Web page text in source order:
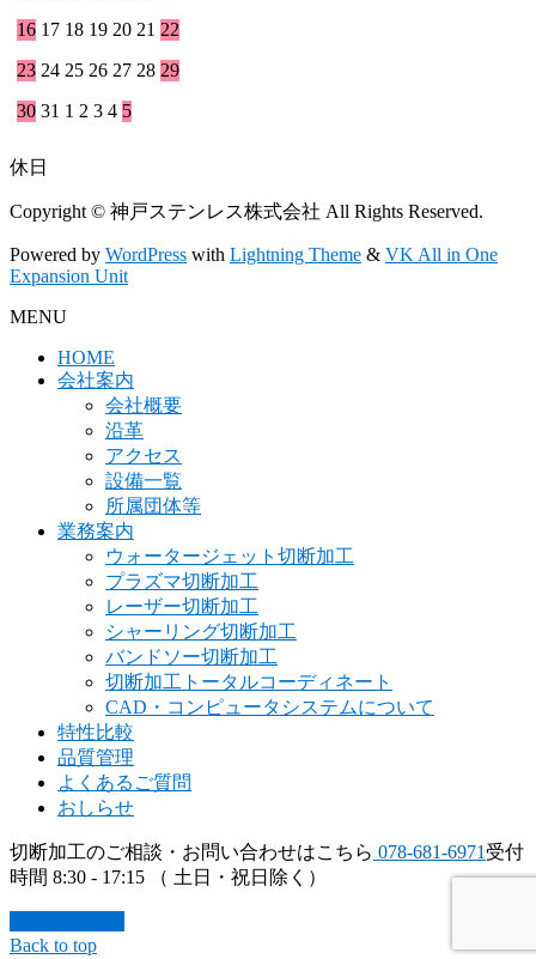
16 17 18 19 20 21 22
23 24 25 26 27 28 29
30 31 1 2 3 4 5
休日
Copyright © 神戸ステンレス株式会社 All Rights Reserved.
Powered by WordPress with Lightning Theme & VK All in One
Expansion Unit
MENU
HOME
会社案内
会社概要
沿革
アクセス
設備一覧
所属団体等
業務案内
ウォータージェット切断加工
プラズマ切断加工
レーザー切断加工
シャーリング切断加工
バンドソー切断加工
切断加工トータルコーディネート
CAD・コンピュータシステムについて
特性比較
品質管理
よくあるご質問
おしらせ
切断加工のご相談・お問い合わせはこちら 078-681-6971 受付
時間 8:30 - 17:15 （ 土日・祝日除く）
Back to top